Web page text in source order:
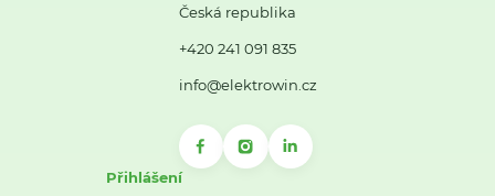
Česká republika
+420 241 091 835
info@elektrowin.cz
Přihlášení